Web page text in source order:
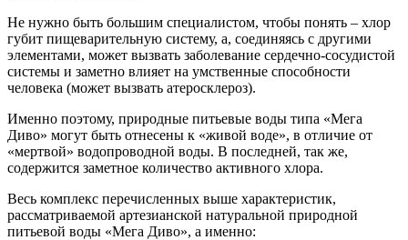
Не нужно быть большим специалистом, чтобы понять – хлор
губит пищеварительную систему, а, соединяясь с другими
элементами, может вызвать заболевание сердечно-сосудистой
системы и заметно влияет на умственные способности
человека (может вызвать атеросклероз).
Именно поэтому, природные питьевые воды типа «Мега
Диво» могут быть отнесены к «живой воде», в отличие от
«мертвой» водопроводной воды. В последней, так же,
содержится заметное количество активного хлора.
Весь комплекс перечисленных выше характеристик,
рассматриваемой артезианской натуральной природной
питьевой воды «Мега Диво», а именно: